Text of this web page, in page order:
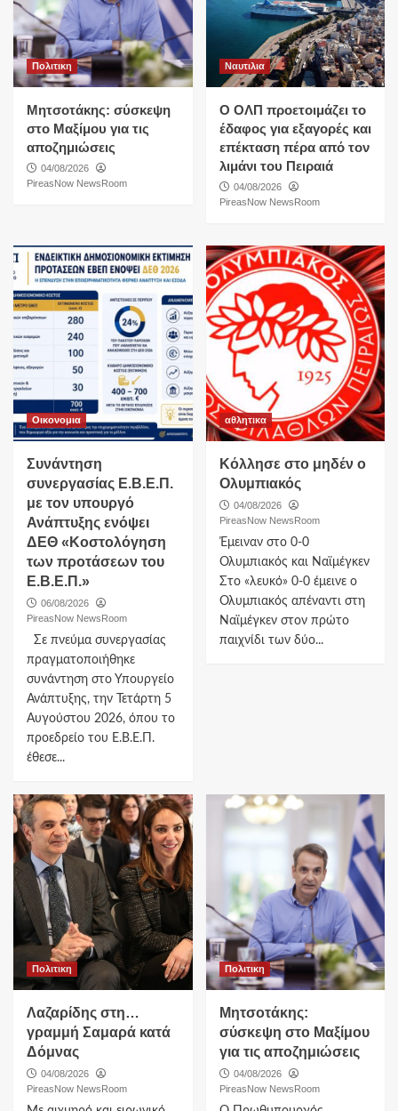
Πολιτικη
Μητσοτάκης: σύσκεψη
στο Μαξίμου για τις
αποζημιώσεις
04/08/2026
PireasNow NewsRoom
Ναυτιλια
O ΟΛΠ προετοιμάζει το
έδαφος για εξαγορές και
επέκταση πέρα από τον
λιμάνι του Πειραιά
04/08/2026
PireasNow NewsRoom
Οικονομια
Συνάντηση
συνεργασίας Ε.Β.Ε.Π.
με τον υπουργό
Ανάπτυξης ενόψει
ΔΕΘ «Κοστολόγηση
των προτάσεων του
Ε.Β.Ε.Π.»
06/08/2026
PireasNow NewsRoom
Σε πνεύμα συνεργασίας
πραγματοποιήθηκε
συνάντηση στο Υπουργείο
Ανάπτυξης, την Τετάρτη 5
Αυγούστου 2026, όπου το
προεδρείο του Ε.Β.Ε.Π.
έθεσε...
αθλητικα
Κόλλησε στο μηδέν ο
Ολυμπιακός
04/08/2026
PireasNow NewsRoom
Έμειναν στο 0-0
Ολυμπιακός και Ναϊμέγκεν
Στο «λευκό» 0-0 έμεινε ο
Ολυμπιακός απέναντι στη
Ναϊμέγκεν στον πρώτο
παιχνίδι των δύο...
Πολιτικη
Λαζαρίδης στη…
γραμμή Σαμαρά κατά
Δόμνας
04/08/2026
PireasNow NewsRoom
Πολιτικη
Μητσοτάκης:
σύσκεψη στο Μαξίμου
για τις αποζημιώσεις
04/08/2026
PireasNow NewsRoom